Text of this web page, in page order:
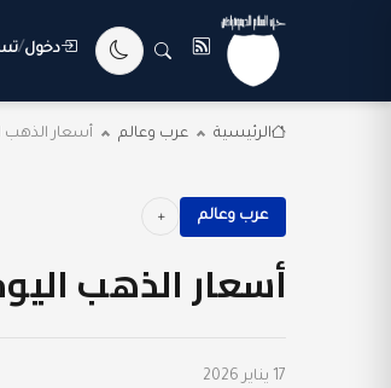
دخول/
الرئيسية عرب وعالم أسعار الذهب اليوم
عرب وعالم
أسعار الذهب اليوم في
17 يناير 2026